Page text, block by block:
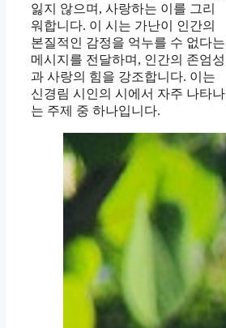
잃지 않으며, 사랑하는 이를 그리
워합니다. 이 시는 가난이 인간의
본질적인 감정을 억누를 수 없다는
메시지를 전달하며, 인간의 존엄성
과 사랑의 힘을 강조합니다. 이는
신경림 시인의 시에서 자주 나타나
는 주제 중 하나입니다.